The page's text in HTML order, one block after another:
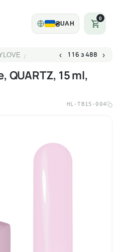
₴UAH
0
/ ‹ 116 з 488 ›
QUARTZ, 15 ml,
HL-TB15-004